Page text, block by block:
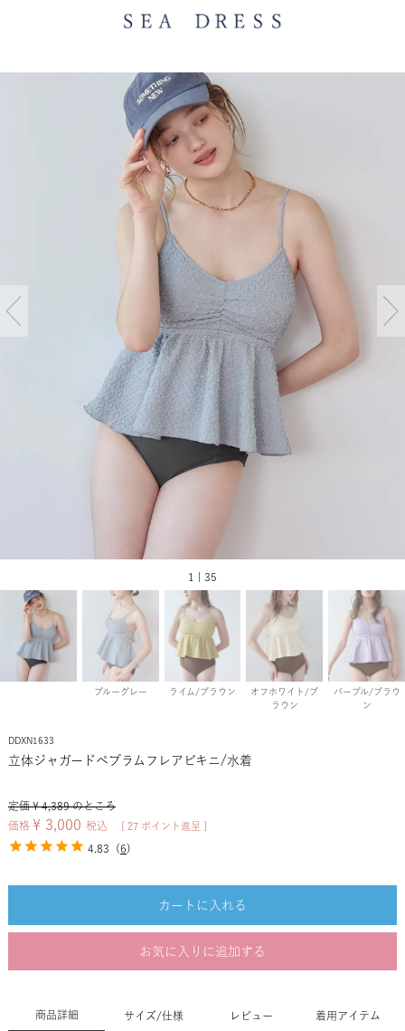
1 | 35
ブルーグレー ライム/ブラウン
オフホワイト/ブ
ラウン
パープル/ブラウ
ン
DDXN1633
立体ジャガードペプラムフレアビキニ/水着
定価 ¥ 4,389 のところ
価格 ¥ 3,000 税込 27 ポイント進呈 ]
4.83 ( 6)
カートに入れる
お気に入りに追加する
商品詳細 サイズ/仕様 レビュー 着用アイテム